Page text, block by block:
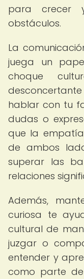
para crecer
obstáculos.
La
juega un
choque
hablar con tu
dudas o
que la
de ambos
superar las
relaciones
Además,
curiosa te
cultural de
juzgar o
entender y
como parte